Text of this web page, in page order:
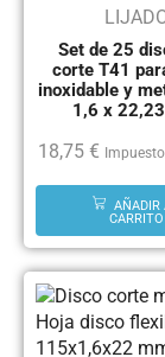
Set de 25
corte T41
inoxidable y
1,6 x
18,75 €
AÑADIR
CARRITO